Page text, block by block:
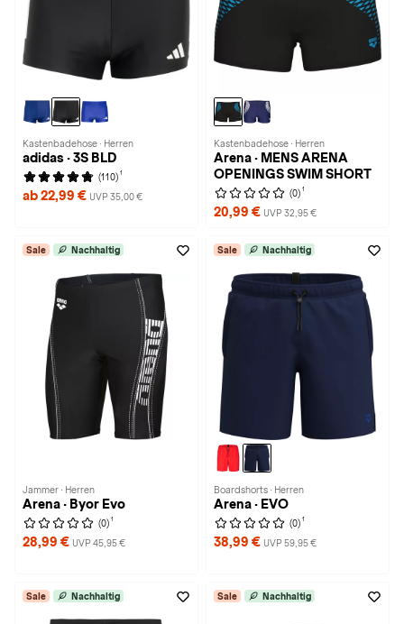
Kastenbadehose · Herren
adidas · 3S BLD
(110) 1
ab 22,99 € UVP 35,00 €
Kastenbadehose · Herren
Arena · MENS ARENA
OPENINGS SWIM SHORT
(0) 1
20,99 € UVP 32,95 €
Sale Nachhaltig
Jammer · Herren
Arena · Byor Evo
(0) 1
28,99 € UVP 45,95 €
Sale Nachhaltig
Boardshorts · Herren
Arena · EVO
(0) 1
38,99 € UVP 59,95 €
Sale Nachhaltig Sale Nachhaltig